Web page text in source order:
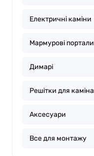
Електричні каміни
Мармурові портали
Димарі
Решітки для каміна
Аксесуари
Все для монтажу